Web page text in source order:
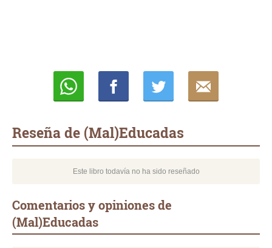
Reseña de (Mal)Educadas
Este libro todavía no ha sido reseñado
Comentarios y opiniones de
(Mal)Educadas